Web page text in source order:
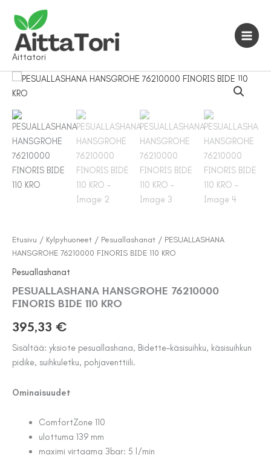
sisältöön
Aittatori
Etusivu / Kylpyhuoneet / Pesuallashanat / PESUALLASHANA
HANSGROHE 76210000 FINORIS BIDE 110 KRO
Pesuallashanat
PESUALLASHANA HANSGROHE 76210000
FINORIS BIDE 110 KRO
395,33 €
Sisältää: yksiote pesuallashana, Bidette-käsisuihku, käsisuihkun
pidike, suihkuletku, pohjaventtiili.
Ominaisuudet
ComfortZone 110
ulottuma 139 mm
maximi virtaama 3bar: 5 l/min